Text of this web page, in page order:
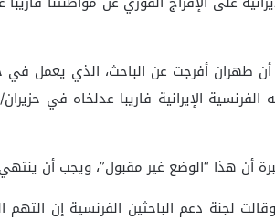
طهران أفرجت عن الباحث، الذي يعمل
الإيرانية فاريبا عدلخاه في
أن هذا “الوضع غير مقبول”، ويجب أن
وقالت لجنة دعم الباحثين الفرنسية إن